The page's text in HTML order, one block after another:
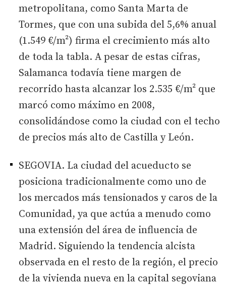
metropolitana, como Santa Marta de
Tormes, que con una subida del 5,6% anual
(1.549 €/m²) firma el crecimiento más alto
de toda la tabla. A pesar de estas cifras,
Salamanca todavía tiene margen de
recorrido hasta alcanzar los 2.535 €/m² que
marcó como máximo en 2008,
consolidándose como la ciudad con el techo
de precios más alto de Castilla y León.
SEGOVIA. La ciudad del acueducto se
posiciona tradicionalmente como uno de
los mercados más tensionados y caros de la
Comunidad, ya que actúa a menudo como
una extensión del área de influencia de
Madrid. Siguiendo la tendencia alcista
observada en el resto de la región, el precio
de la vivienda nueva en la capital segoviana